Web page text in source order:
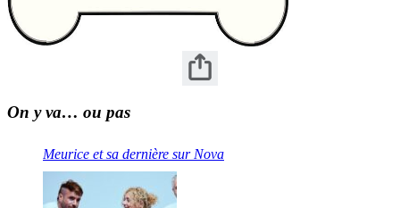
On y va… ou pas
Meurice et sa dernière sur Nova